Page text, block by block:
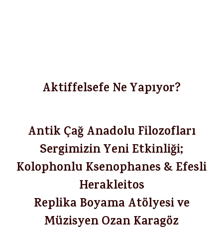
Aktiffelsefe Ne Yapıyor?
Antik Çağ Anadolu Filozofları
Sergimizin Yeni Etkinliği;
Kolophonlu Ksenophanes & Efesli
Herakleitos
Replika Boyama Atölyesi ve
Müzisyen Ozan Karagöz